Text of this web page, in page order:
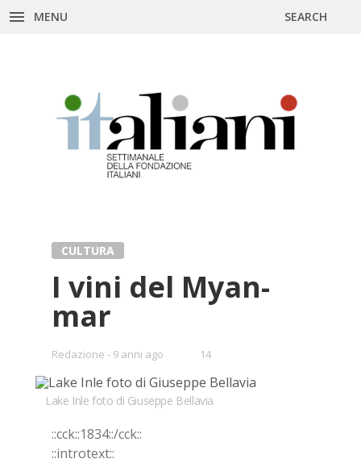
MENU SEARCH
CULTURA
I vini del Myan­
mar
Redazione 9 anni ago
•14
Lake Inle foto di Giuseppe Bellavia
::cck::1834::/​cck::
::in­tro­text::